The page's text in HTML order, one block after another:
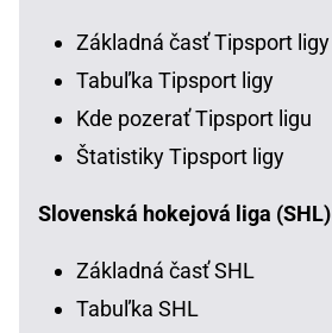
Základná časť Tipsport ligy
Tabuľka Tipsport ligy
Kde pozerať Tipsport ligu
Štatistiky Tipsport ligy
Slovenská hokejová liga (SHL)
Základná časť SHL
Tabuľka SHL